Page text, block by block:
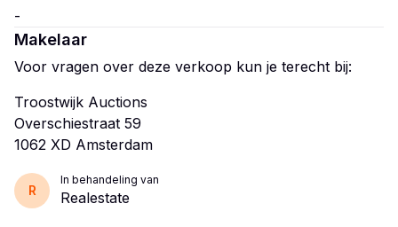
Makelaar
Voor vragen over deze verkoop kun je terecht bij:
Troostwijk Auctions
Overschiestraat 59
R
In behandeling van
Realestate